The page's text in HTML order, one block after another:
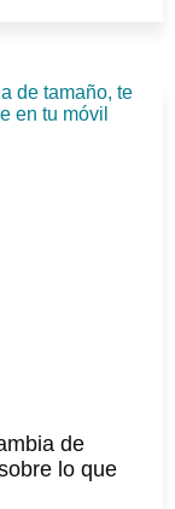
de
lo que